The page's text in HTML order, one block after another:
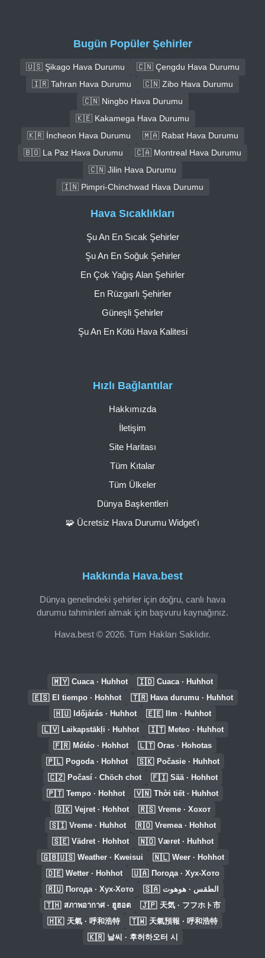
Bugün Popüler Şehirler
🇺🇸 Şikago Hava Durumu
🇨🇳 Çengdu Hava Durumu
🇮🇷 Tahran Hava Durumu
🇨🇳 Zibo Hava Durumu
🇨🇳 Ningbo Hava Durumu
🇰🇪 Kakamega Hava Durumu
🇰🇷 İncheon Hava Durumu
🇲🇦 Rabat Hava Durumu
🇧🇴 La Paz Hava Durumu
🇨🇦 Montreal Hava Durumu
🇨🇳 Jilin Hava Durumu
🇮🇳 Pimpri-Chinchwad Hava Durumu
Hakkında Hava.best
Dünya genelindeki şehirler için doğru, canlı hava
durumu tahminleri almak için başvuru kaynağınız.
Hava.best © 2026. Tüm Hakları Saklıdır.
Hızlı Bağlantılar
Hakkımızda
İletişim
Site Haritası
Tüm Kıtalar
Tüm Ülkeler
Dünya Başkentleri
🧩 Ücretsiz Hava Durumu Widget'ı
Hava Sıcaklıkları
Şu An En Sıcak Şehirler
Şu An En Soğuk Şehirler
En Çok Yağış Alan Şehirler
En Rüzgarlı Şehirler
Güneşli Şehirler
Şu An En Kötü Hava Kalitesi
🇲🇾 Cuaca · Huhhot 🇮🇩 Cuaca · Huhhot
🇪🇸 El tiempo · Hohhot 🇹🇷 Hava durumu · Huhhot
🇭🇺 Időjárás · Huhhot 🇪🇪 Ilm · Huhhot
🇱🇻 Laikapstākļi · Huhhot 🇮🇹 Meteo · Huhhot
🇫🇷 Météo · Hohhot 🇱🇹 Oras · Hohotas
🇵🇱 Pogoda · Hohhot 🇸🇰 Počasie · Huhhot
🇨🇿 Počasí · Chöch chot 🇫🇮 Sää · Hohhot
🇵🇹 Tempo · Hohhot 🇻🇳 Thời tiết · Huhhot
🇩🇰 Vejret · Hohhot 🇷🇸 Vreme · Хохот
🇸🇮 Vreme · Huhhot 🇷🇴 Vremea · Hohhot
🇸🇪 Vädret · Hohhot 🇳🇴 Været · Huhhot
🇬🇧🇺🇸 Weather · Kweisui 🇳🇱 Weer · Hohhot
🇩🇪 Wetter · Hohhot 🇺🇦 Погода · Хух-Хото
🇷🇺 Погода · Хух-Хото 🇸🇦 الطقس · هوهوت
🇹🇭 สภาพอากาศ · ฮูฮอต 🇯🇵 天気 · フフホト市
🇭🇰 天氣 · 呼和浩特 🇹🇼 天氣預報 · 呼和浩特
🇰🇷 날씨 · 후허하오터 시